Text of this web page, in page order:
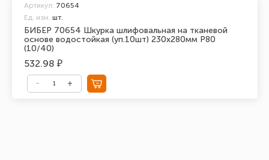
БИБЕР 70654 Шкурка шлифовальная на тканевой
основе водостойкая (уп.10шт) 230х280мм Р80
(10/40)
Артикул: 70654
Ед. изм. шт.
532.98 ₽